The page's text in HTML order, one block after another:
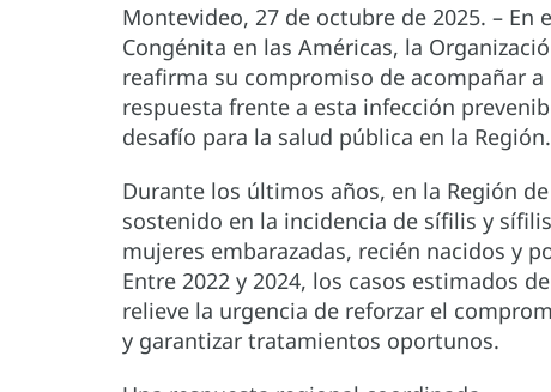
Montevideo, 27 de octubre de 2025. – En
Congénita en las Américas, la
reafirma su compromiso de acompañar
respuesta frente a esta infección
desafío para la salud pública en la Región.
Durante los últimos años, en la Región
sostenido en la incidencia de sífilis y
mujeres embarazadas, recién nacidos y
Entre 2022 y 2024, los casos estimados
relieve la urgencia de reforzar el
y garantizar tratamientos oportunos.